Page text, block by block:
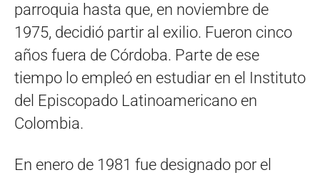
parroquia hasta que, en noviembre de
1975, decidió partir al exilio. Fueron cinco
años fuera de Córdoba. Parte de ese
tiempo lo empleó en estudiar en el Instituto
del Episcopado Latinoamericano en
Colombia.
En enero de 1981 fue designado por el